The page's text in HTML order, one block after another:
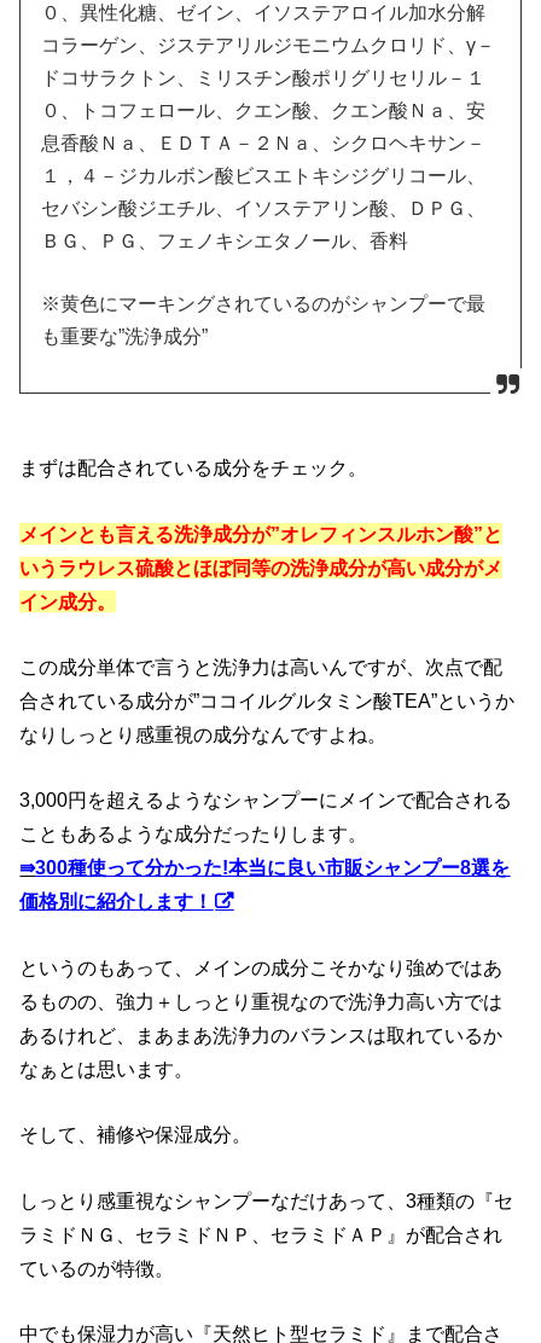
０、異性化糖、ゼイン、イソステアロイル加水分解
コラーゲン、ジステアリルジモニウムクロリド、γ－
ドコサラクトン、ミリスチン酸ポリグリセリル－１
０、トコフェロール、クエン酸、クエン酸Ｎａ、安
息香酸Ｎａ、ＥＤＴＡ－２Ｎａ、シクロヘキサン－
１，４－ジカルボン酸ビスエトキシジグリコール、
セバシン酸ジエチル、イソステアリン酸、ＤＰＧ、
ＢＧ、ＰＧ、フェノキシエタノール、香料
※黄色にマーキングされているのがシャンプーで最
も重要な”洗浄成分”
まずは配合されている成分をチェック。
メインとも言える洗浄成分が”オレフィンスルホン酸”と
いうラウレス硫酸とほぼ同等の洗浄成分が高い成分がメ
イン成分。
この成分単体で言うと洗浄力は高いんですが、次点で配
合されている成分が”ココイルグルタミン酸TEA”というか
なりしっとり感重視の成分なんですよね。
3,000円を超えるようなシャンプーにメインで配合される
こともあるような成分だったりします。
⇛300種使って分かった!本当に良い市販シャンプー8選を
価格別に紹介します！
というのもあって、メインの成分こそかなり強めではあ
るものの、強力＋しっとり重視なので洗浄力高い方では
あるけれど、まあまあ洗浄力のバランスは取れているか
なぁとは思います。
そして、補修や保湿成分。
しっとり感重視なシャンプーなだけあって、3種類の『セ
ラミドＮＧ、セラミドＮＰ、セラミドＡＰ』が配合され
ているのが特徴。
中でも保湿力が高い『天然ヒト型セラミド』まで配合さ